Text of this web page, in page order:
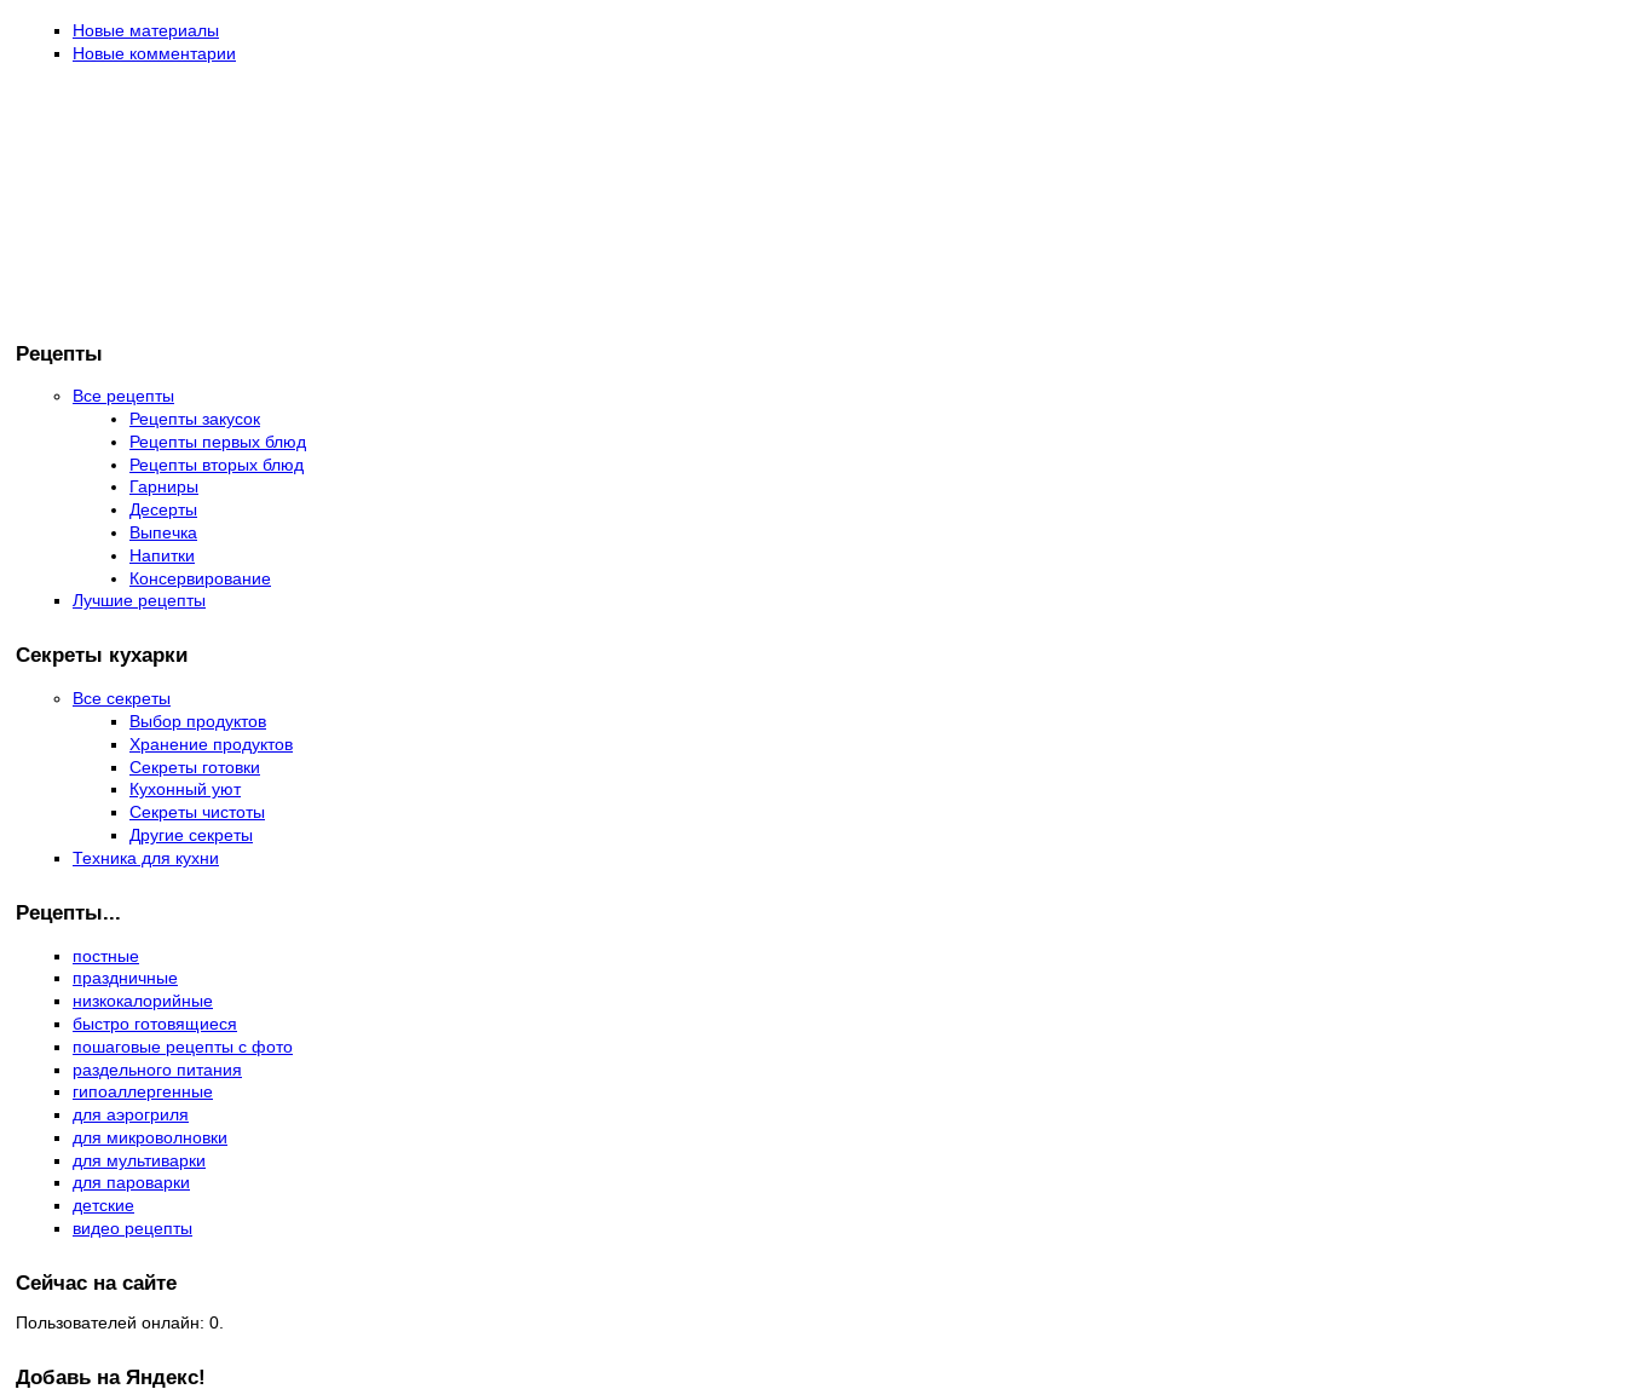
Новые материалы
Новые комментарии
Рецепты
Все рецепты
Рецепты закусок
Рецепты первых блюд
Рецепты вторых блюд
Гарниры
Десерты
Выпечка
Напитки
Консервирование
Лучшие рецепты
Секреты кухарки
Все секреты
Выбор продуктов
Хранение продуктов
Секреты готовки
Кухонный уют
Секреты чистоты
Другие секреты
Техника для кухни
Рецепты...
постные
праздничные
низкокалорийные
быстро готовящиеся
пошаговые рецепты с фото
раздельного питания
гипоаллергенные
для аэрогриля
для микроволновки
для мультиварки
для пароварки
детские
видео рецепты
Сейчас на сайте
Пользователей онлайн: 0.
Добавь на Яндекс!